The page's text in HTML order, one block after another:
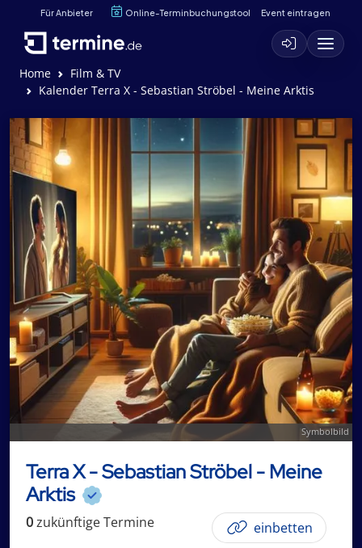
Für Anbieter Online-Terminbuchungstool Event eintragen
Home
Film & TV
Kalender Terra X - Sebastian Ströbel - Meine Arktis
Symbolbild
Terra X - Sebastian Ströbel - Meine
Arktis
0zukünftigeTermine einbetten